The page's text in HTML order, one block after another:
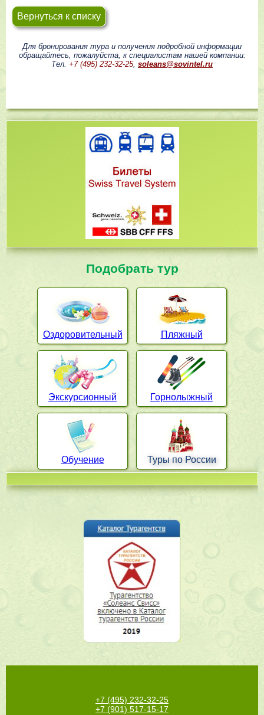
Вернуться к списку
Для бронирования тура и получения подробной информации
обращайтесь, пожалуйста, к специалистам нашей компании:
Тел. +7 (495) 232-32-25, soleans@sovintel.ru
Подобрать тур
Оздоровительный Пляжный
Экскурсионный Горнолыжный
Обучение Туры по России
+7 (495) 232-32-25
+7 (901) 517-15-17